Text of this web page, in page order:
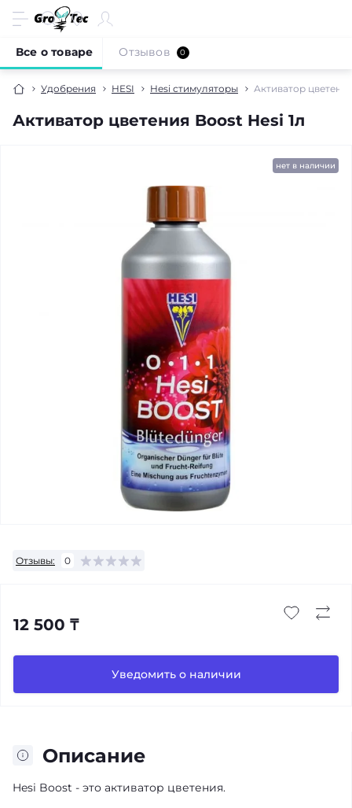
Удобрения HESI Hesi стимуляторы Активатор
Активатор цветения Boost Hesi 1л
Все о товаре Отзывов 0
нет в наличии
Отзывы: 0
12 500 ₸
Уведомить о наличии
Описание
Hesi Boost - это активатор цветения.